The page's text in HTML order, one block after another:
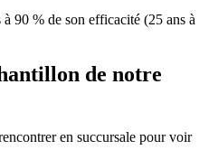
90 % de son efficacité (25 ans à
de notre
en succursale pour voir